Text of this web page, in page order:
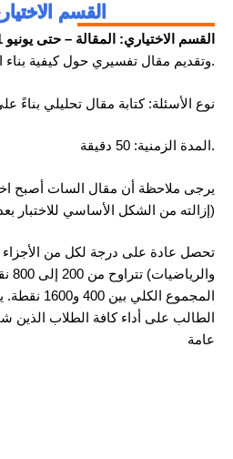
القسم
القسم الاختياري: المقالة – حتى يونيو 2021:
وتقديم مقال تفسيري حول كيفية بناء الكاتب لحججه.
نوع الأسئلة: كتابة مقال تحليلي بناءً
المدة الزمنية: 50 دقيقة.
إزالته من الشكل الأساسي للاختبار بعد يونيو 2021)
تحصل عادة على درجة لكل من الأجزاء
المجموع
الطالب على أداء كافة الطلاب الذين
عامة